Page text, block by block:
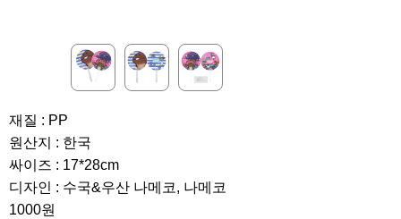
재질 : PP
원산지 : 한국
싸이즈 : 17*28cm
디자인 : 수국&우산 나메코, 나메코
1000원